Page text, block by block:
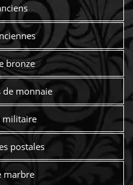
bronze
de monnaie
militaire
postales
marbre